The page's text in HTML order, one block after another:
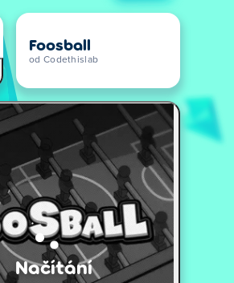
Foosball
od Codethislab
Načítání